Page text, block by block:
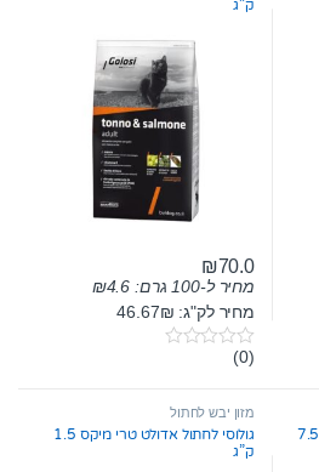
ק”ג
₪70.0
מחיר ל-100 גרם: ₪4.6
מחיר לק"ג: 46.67₪
0
t
o
f
5
(0)
גולוסי לחתול אדולט טונה וסלמון 7.5
מזון יבש לחתול
גולוסי לחתול אדולט טרי מיקס 1.5
ק”ג